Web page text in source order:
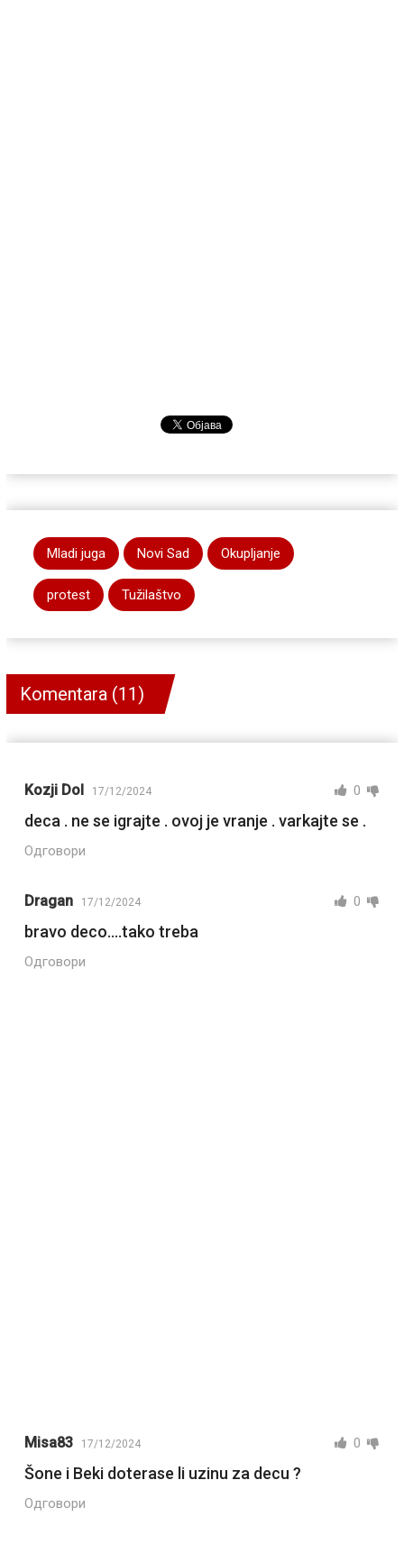
Mladi juga Novi Sad Okupljanje
protest Tužilaštvo
Komentara (11)
Kozji Dol 17/12/2024 0
deca . ne se igrajte . ovoj je vranje . varkajte se .
Одговори
Dragan 17/12/2024 0
bravo deco….tako treba
Одговори
Misa83 17/12/2024 0
Šone i Beki doterase li uzinu za decu ?
Одговори